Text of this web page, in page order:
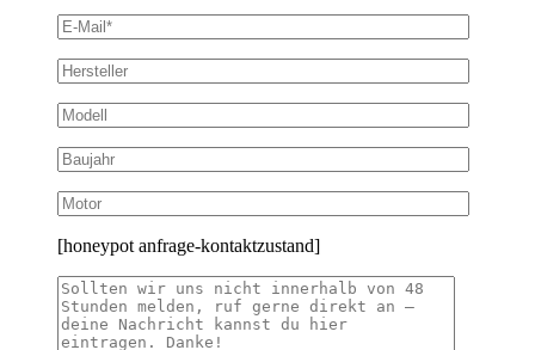
[honeypot anfrage-kontaktzustand]